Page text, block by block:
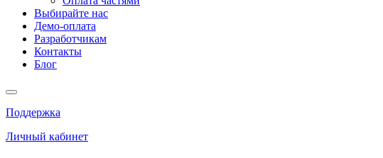
Выбирайте нас
Демо-оплата
Разработчикам
Контакты
Блог
Поддержка
Личный кабинет